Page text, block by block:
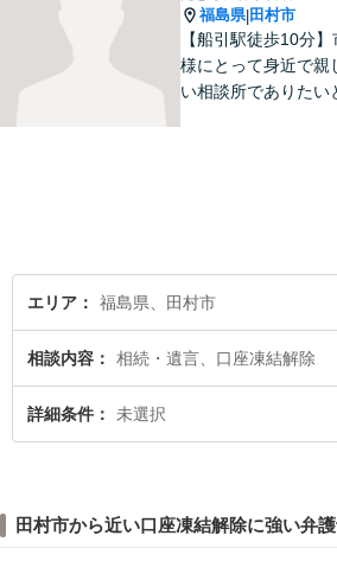
福島県|田村市
【船引駅徒歩10分
様にとって身近で親
い相談所でありたい
エリア 福島県、田村市
相談内容 相続・遺言、口座凍結解除
詳細条件 未選択
田村市から近い口座凍結解除に強い弁